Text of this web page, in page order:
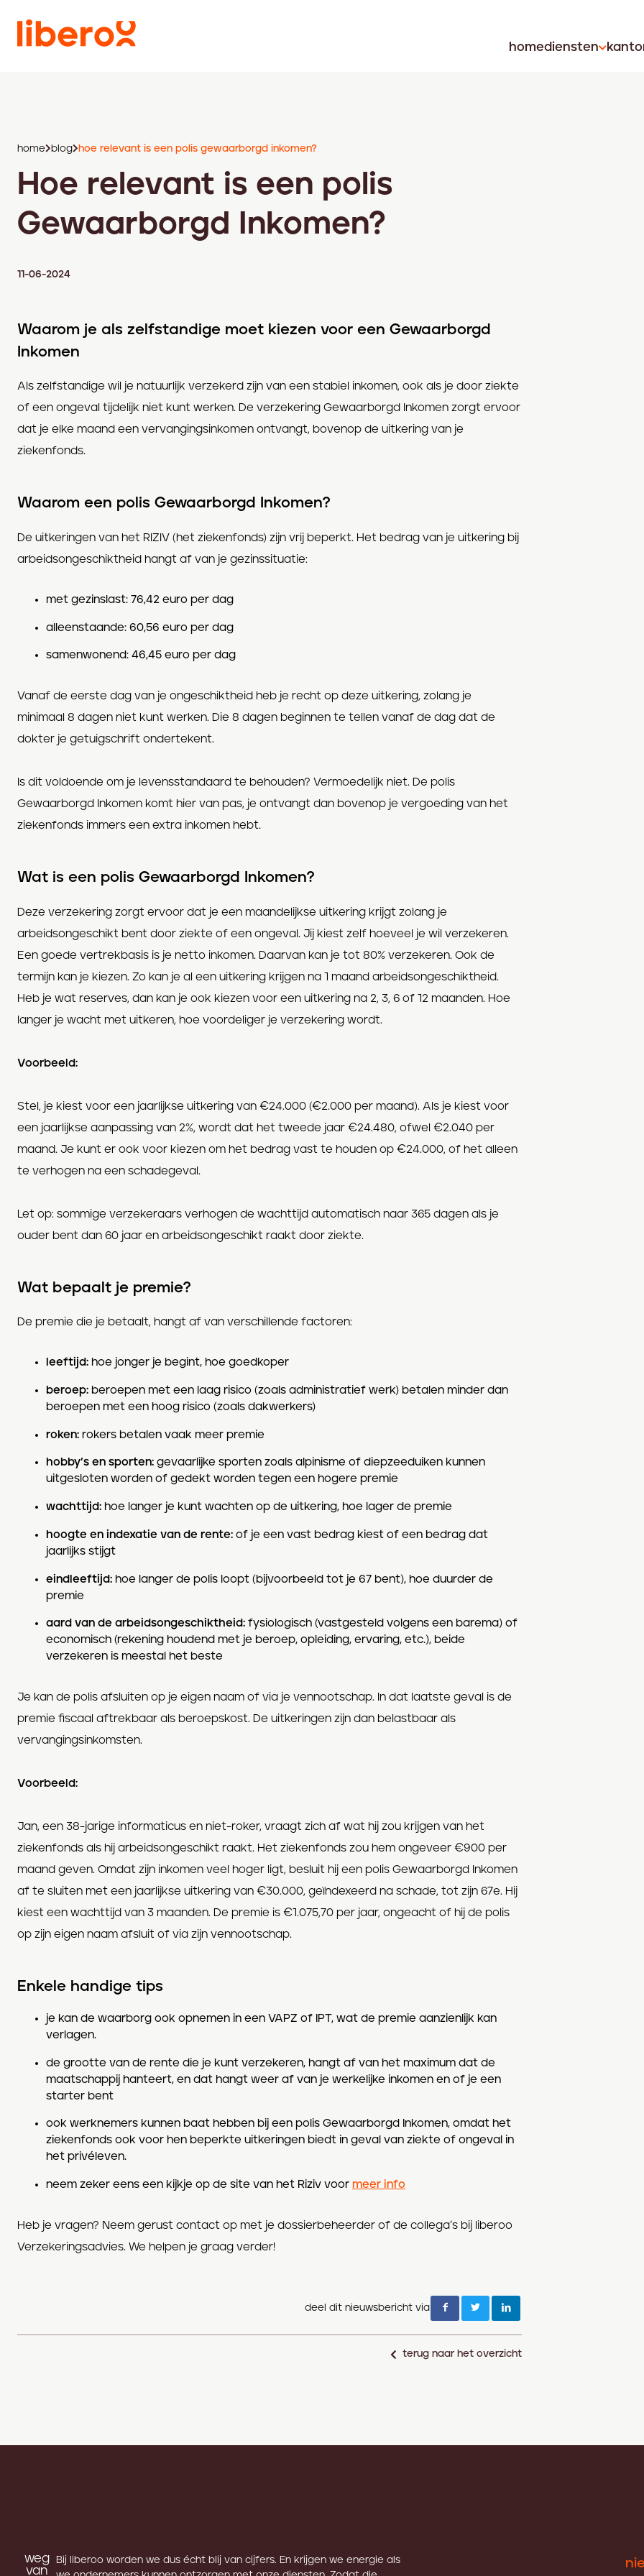
homediensten
home blog hoe relevant is een polis gewaarborgd inkomen?
Hoe relevant is een polis
Gewaarborgd Inkomen?
11-06-2024
Waarom je als zelfstandige moet kiezen voor een Gewaarborgd
Inkomen
Als zelfstandige wil je natuurlijk verzekerd zijn van een stabiel inkomen, ook als je door ziekte
of een ongeval tijdelijk niet kunt werken. De verzekering Gewaarborgd Inkomen zorgt ervoor
dat je elke maand een vervangingsinkomen ontvangt, bovenop de uitkering van je
ziekenfonds.
Waarom een polis Gewaarborgd Inkomen?
De uitkeringen van het RIZIV (het ziekenfonds) zijn vrij beperkt. Het bedrag van je uitkering bij
arbeidsongeschiktheid hangt af van je gezinssituatie:
met gezinslast: 76,42 euro per dag
alleenstaande: 60,56 euro per dag
samenwonend: 46,45 euro per dag
Vanaf de eerste dag van je ongeschiktheid heb je recht op deze uitkering, zolang je
minimaal 8 dagen niet kunt werken. Die 8 dagen beginnen te tellen vanaf de dag dat de
dokter je getuigschrift ondertekent.
Is dit voldoende om je levensstandaard te behouden? Vermoedelijk niet. De polis
Gewaarborgd Inkomen komt hier van pas, je ontvangt dan bovenop je vergoeding van het
ziekenfonds immers een extra inkomen hebt.
Wat is een polis Gewaarborgd Inkomen?
Deze verzekering zorgt ervoor dat je een maandelijkse uitkering krijgt zolang je
arbeidsongeschikt bent door ziekte of een ongeval. Jij kiest zelf hoeveel je wil verzekeren.
Een goede vertrekbasis is je netto inkomen. Daarvan kan je tot 80% verzekeren. Ook de
termijn kan je kiezen. Zo kan je al een uitkering krijgen na 1 maand arbeidsongeschiktheid.
Heb je wat reserves, dan kan je ook kiezen voor een uitkering na 2, 3, 6 of 12 maanden. Hoe
langer je wacht met uitkeren, hoe voordeliger je verzekering wordt.
Voorbeeld:
Stel, je kiest voor een jaarlijkse uitkering van €24.000 (€2.000 per maand). Als je kiest voor
een jaarlijkse aanpassing van 2%, wordt dat het tweede jaar €24.480, ofwel €2.040 per
maand. Je kunt er ook voor kiezen om het bedrag vast te houden op €24.000, of het alleen
te verhogen na een schadegeval.
Let op: sommige verzekeraars verhogen de wachttijd automatisch naar 365 dagen als je
ouder bent dan 60 jaar en arbeidsongeschikt raakt door ziekte.
Wat bepaalt je premie?
De premie die je betaalt, hangt af van verschillende factoren:
leeftijd: hoe jonger je begint, hoe goedkoper
beroep: beroepen met een laag risico (zoals administratief werk) betalen minder dan
beroepen met een hoog risico (zoals dakwerkers)
roken: rokers betalen vaak meer premie
hobby’s en sporten: gevaarlijke sporten zoals alpinisme of diepzeeduiken kunnen
uitgesloten worden of gedekt worden tegen een hogere premie
wachttijd: hoe langer je kunt wachten op de uitkering, hoe lager de premie
hoogte en indexatie van de rente: of je een vast bedrag kiest of een bedrag dat
jaarlijks stijgt
eindleeftijd: hoe langer de polis loopt (bijvoorbeeld tot je 67 bent), hoe duurder de
premie
aard van de arbeidsongeschiktheid: fysiologisch (vastgesteld volgens een barema) of
economisch (rekening houdend met je beroep, opleiding, ervaring, etc.), beide
verzekeren is meestal het beste
Je kan de polis afsluiten op je eigen naam of via je vennootschap. In dat laatste geval is de
premie fiscaal aftrekbaar als beroepskost. De uitkeringen zijn dan belastbaar als
vervangingsinkomsten.
Voorbeeld:
Jan, een 38-jarige informaticus en niet-roker, vraagt zich af wat hij zou krijgen van het
ziekenfonds als hij arbeidsongeschikt raakt. Het ziekenfonds zou hem ongeveer €900 per
maand geven. Omdat zijn inkomen veel hoger ligt, besluit hij een polis Gewaarborgd Inkomen
af te sluiten met een jaarlijkse uitkering van €30.000, geïndexeerd na schade, tot zijn 67e. Hij
kiest een wachttijd van 3 maanden. De premie is €1.075,70 per jaar, ongeacht of hij de polis
op zijn eigen naam afsluit of via zijn vennootschap.
Enkele handige tips
je kan de waarborg ook opnemen in een VAPZ of IPT, wat de premie aanzienlijk kan
verlagen.
de grootte van de rente die je kunt verzekeren, hangt af van het maximum dat de
maatschappij hanteert, en dat hangt weer af van je werkelijke inkomen en of je een
starter bent
ook werknemers kunnen baat hebben bij een polis Gewaarborgd Inkomen, omdat het
ziekenfonds ook voor hen beperkte uitkeringen biedt in geval van ziekte of ongeval in
het privéleven.
neem zeker eens een kijkje op de site van het Riziv voor meer info
Heb je vragen? Neem gerust contact op met je dossierbeheerder of de collega’s bij liberoo
Verzekeringsadvies. We helpen je graag verder!
deel dit nieuwsbericht via
terug naar het overzicht
weg
van
Bij liberoo worden we dus écht blij van cijfers. En krijgen we energie als